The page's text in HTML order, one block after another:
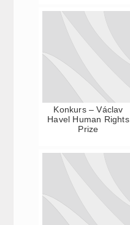
Konkurs – Václav
Havel Human Rights
Prize